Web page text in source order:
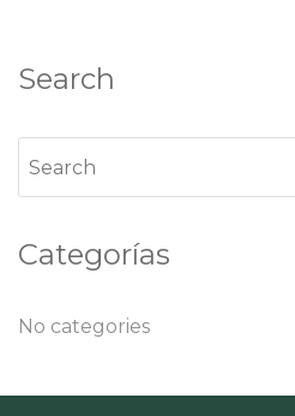
Search
Categorías
No categories